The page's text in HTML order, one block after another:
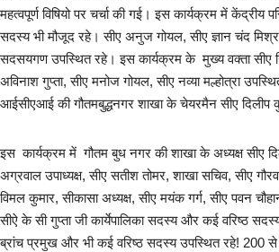
धर्म कर्म
All
लेख
खेल जगत
महत्वपूर्ण विषियो पर चर्चा की गई। इस कार्यक्रम में केंद्रीय
सदस्य भी मौजूद रहे। सीए अनुज गोयल, सीए ज्ञान चंद
सदसयगण उपस्थित रहे। इस कार्यक्रम के मुख्य वक्ता सीए
अविनाश गुप्ता, सीए मनोज गोयल, सीए नव्या मल्होत्रा
आईसीएआई की गौतमबुद्धनगर शाखा के चेयरमैन सीए दिलीप
इस कार्यक्रम में गौतम बुध नगर की शाखा के अध्यक्ष सीए
अग्रवाल उपाध्यक्ष, सीए सतीश तोमर, शाखा सचिव, सीए
विमल कुमार, सीकासा अध्यक्ष, सीए मयंक गर्ग, सीए पवन
सीऐ के सी गुप्ता जी कार्येपालिका सदस्य और कई वरिष्ठ
ब्रांच प्रमुख और भी कई वरिष्ठ सदस्य उपस्थित रहे! 200